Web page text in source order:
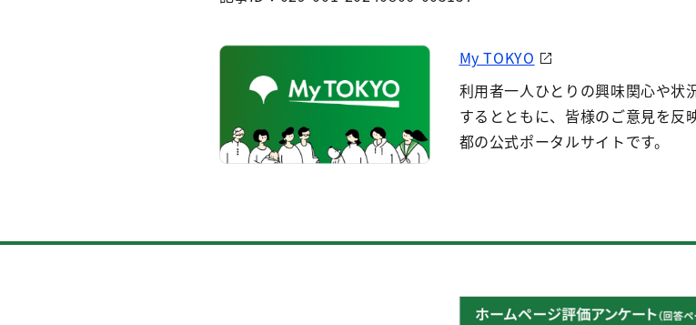
My TOKYO
利用者一人ひとりの興味関心や状
するとともに、皆様のご意見を反
都の公式ポータルサイトです。